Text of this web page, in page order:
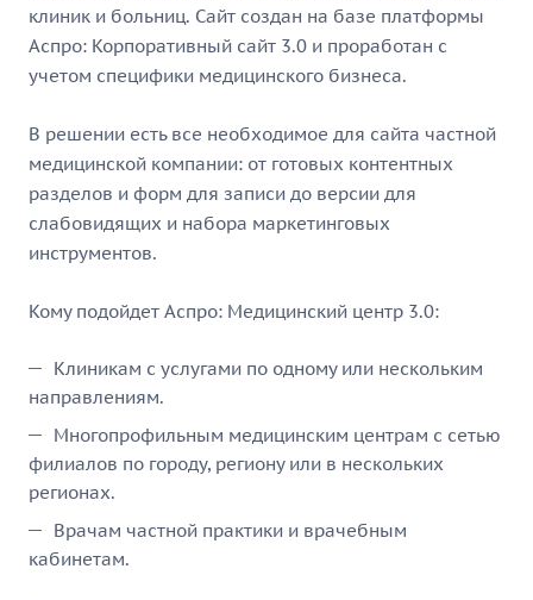
клиник и больниц. Сайт создан на базе платформы
Аспро: Корпоративный сайт 3.0 и проработан с
учетом специфики медицинского бизнеса.
В решении есть все необходимое для сайта частной
медицинской компании: от готовых контентных
разделов и форм для записи до версии для
слабовидящих и набора маркетинговых
инструментов.
Кому подойдет Аспро: Медицинский центр 3.0:
Клиникам с услугами по одному или нескольким
направлениям.
Многопрофильным медицинским центрам с сетью
филиалов по городу, региону или в нескольких
регионах.
Врачам частной практики и врачебным
кабинетам.